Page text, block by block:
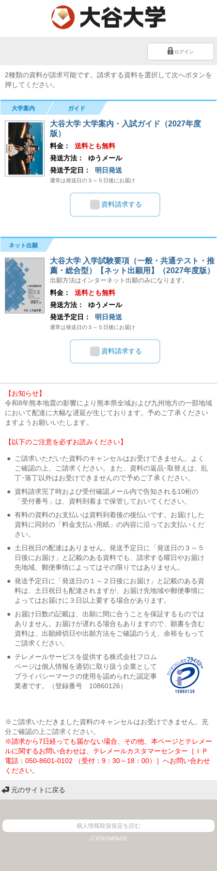
ログイン
2種類の資料が請求可能です。請求する資料を選択して次へボタンを
押してください。
大学案内 ガイド
大谷大学 大学案内・入試ガイド（2027年度
版）
料金：
送料とも無料
発送方法：
ゆうメール
発送予定日：
明日発送
通常は発送日の３～５日後にお届け
資料請求する
ネット出願
大谷大学 入学試験要項（一般・共通テスト・推
薦・総合型）【ネット出願用】（2027年度版）
出願方法はインターネット出願のみになります。
料金：
送料とも無料
発送方法：
ゆうメール
発送予定日：
明日発送
通常は発送日の３～５日後にお届け
資料請求する
【お知らせ】
令和8年熊本地震の影響により熊本県全域および九州地方の一部地域
において配達に大幅な遅延が生じております。予めご了承ください
ますようお願いいたします。
【以下のご注意を必ずお読みください】
●
ご請求いただいた資料のキャンセルはお受けできません。よく
ご確認の上、ご請求ください。また、資料の返品･取替えは、乱
丁･落丁以外はお受けできませんので予めご了承ください。
● 資料請求完了時および受付確認メール内で告知される10桁の
「受付番号」は、資料到着まで保管しておいてください。
● 有料の資料のお支払いは資料到着後の後払いです。お届けした
資料に同封の「料金支払い用紙」の内容に沿ってお支払いくだ
さい。
● 土日祝日の配達はありません。発送予定日に「発送日の３～５
日後にお届け」と記載のある資料でも、請求する曜日やお届け
先地域、郵便事情によってはその限りではありません。
● 発送予定日に「発送日の１～２日後にお届け」と記載のある資
料は、土日祝日も配達されますが、お届け先地域や郵便事情に
よってはお届けに３日以上要する場合があります。
● お届け日数の記載は、出願に間に合うことを保証するものでは
ありません。お届けが遅れる場合もありますので、願書を含む
資料は、出願締切日や出願方法をご確認のうえ、余裕をもって
ご請求ください。
● テレメールサービスを提供する株式会社フロム
ページは個人情報を適切に取り扱う企業として
プライバシーマークの使用を認められた認定事
業者です。（登録番号 10860126）
※ご請求いただきました資料のキャンセルはお受けできません。充
分ご確認の上ご請求ください。
※請求から7日経っても届かない場合、その他、本ページとテレメー
ルに関するお問い合わせは、テレメールカスタマーセンター［ＩＰ
電話：050-8601-0102 （受付：9：30～18：00）］へお問い合わせ
ください。
元のサイトに戻る
個人情報取扱規定を読む
(C)FROMPAGE